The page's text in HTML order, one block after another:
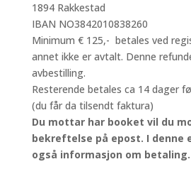
1894 Rakkestad
IBAN NO3842010838260
Minimum € 125,- betales ved
annet ikke er avtalt. Denne
avbestilling.
Resterende betales ca 14 dager
(du får da tilsendt faktura)
Du mottar har booket vil du
bekreftelse på epost. I denne
også informasjon om betaling.